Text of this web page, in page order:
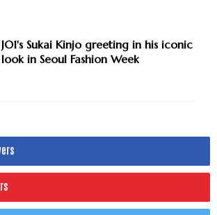
JO1's Sukai Kinjo greeting in his iconic
look in Seoul Fashion Week